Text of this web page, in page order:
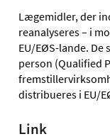
Lægemidler, der
reanalyseres – i
EU/EØS-lande. De
person (Qualified
distribueres i EU/
Link